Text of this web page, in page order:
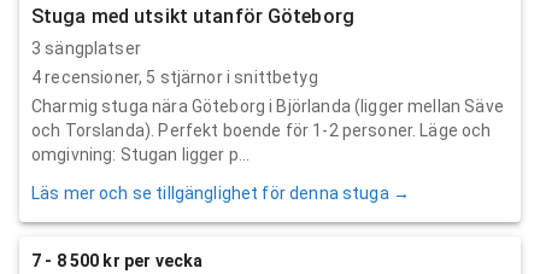
Stuga med utsikt utanför Göteborg
3 sängplatser
4recensioner, 5 stjärnor i snittbetyg
Charmig stuga nära Göteborg i Björlanda (ligger mellan Säve
och Torslanda). Perfekt boende för 1-2 personer. Läge och
omgivning: Stugan ligger p...
Läs mer och se tillgänglighet för denna stuga →
7 - 8 500 kr per vecka